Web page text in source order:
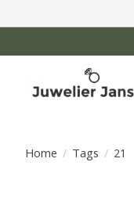
Home / Tags / 21